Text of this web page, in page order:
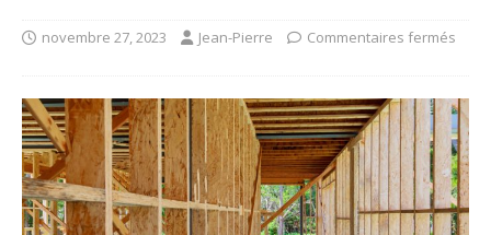
novembre 27, 2023 Jean-Pierre Commentaires fermés